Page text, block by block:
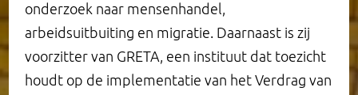
onderzoek naar mensenhandel,
arbeidsuitbuiting en migratie. Daarnaast is zij
voorzitter van GRETA, een instituut dat toezicht
houdt op de implementatie van het Verdrag van